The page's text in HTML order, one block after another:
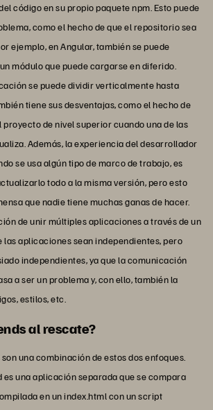
código en su propio paquete npm. Esto puede
como el hecho de que el repositorio sea
ejemplo, en Angular, también se puede
módulo que puede cargarse en diferido.
se puede dividir verticalmente hasta
tiene sus desventajas, como el hecho de
de nivel superior cuando una de las
Además, la experiencia del desarrollador
se usa algún tipo de marco de trabajo, es
todo a la misma versión, pero esto
que nadie tiene muchas ganas de hacer.
de unir múltiples aplicaciones a través de un
las aplicaciones sean independientes, pero
independientes, ya que la comunicación
a ser un problema y, con ello, también la
estilos, etc.
al rescate?
una combinación de estos dos enfoques.
una aplicación separada que se compara
en un index.html con un script